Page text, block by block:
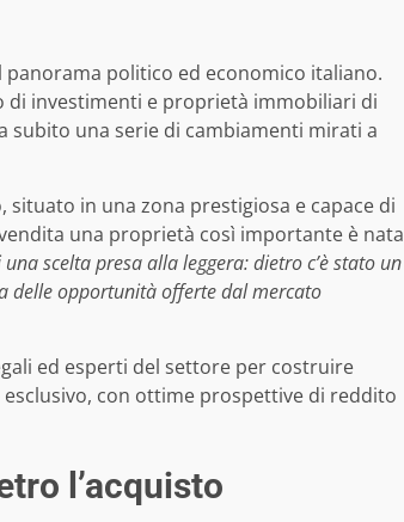
politico ed economico italiano.
di investimenti e proprietà immobiliari di
subito una serie di cambiamenti mirati a
in una zona prestigiosa e capace di
una proprietà così importante è nata
scelta presa alla leggera: dietro c’è stato un
delle opportunità offerte dal mercato
ed esperti del settore per costruire
con ottime prospettive di reddito
l’acquisto